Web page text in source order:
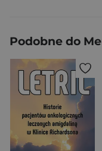
Podobne do